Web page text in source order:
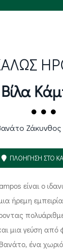
Βίλα
ΠΛΟΗΓΗΣΗ ΣΤΟ
είναι ο
ήρεμη
μια γεύση από
ένα